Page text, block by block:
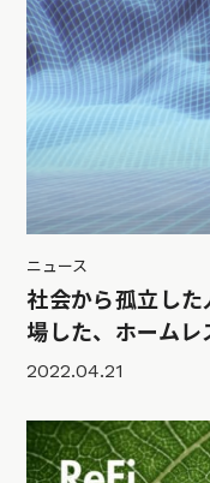
ニュース
社会から孤立し
場した、ホームレ
2022.04.21